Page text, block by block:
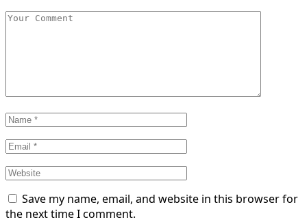
Save my name, email, and website in this browser for
the next time I comment.